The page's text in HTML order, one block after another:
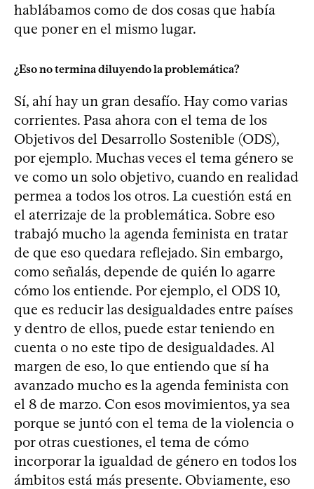
hablábamos como de dos cosas que había
que poner en el mismo lugar.
¿Eso no termina diluyendo la problemática?
Sí, ahí hay un gran desafío. Hay como varias
corrientes. Pasa ahora con el tema de los
Objetivos del Desarrollo Sostenible (ODS),
por ejemplo. Muchas veces el tema género se
ve como un solo objetivo, cuando en realidad
permea a todos los otros. La cuestión está en
el aterrizaje de la problemática. Sobre eso
trabajó mucho la agenda feminista en tratar
de que eso quedara reflejado. Sin embargo,
como señalás, depende de quién lo agarre
cómo los entiende. Por ejemplo, el ODS 10,
que es reducir las desigualdades entre países
y dentro de ellos, puede estar teniendo en
cuenta o no este tipo de desigualdades. Al
margen de eso, lo que entiendo que sí ha
avanzado mucho es la agenda feminista con
el 8 de marzo. Con esos movimientos, ya sea
porque se juntó con el tema de la violencia o
por otras cuestiones, el tema de cómo
incorporar la igualdad de género en todos los
ámbitos está más presente. Obviamente, eso